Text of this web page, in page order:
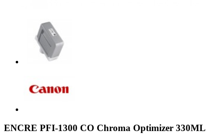
ENCRE PFI-1300 CO Chroma Optimizer 330ML